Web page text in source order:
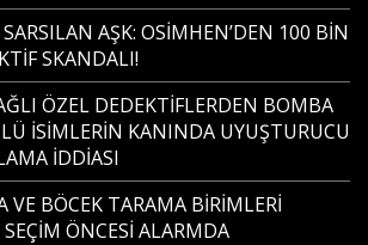
AŞK: OSİMHEN’DEN 100 BİN
SKANDALI!
ÖZEL DEDEKTİFLERDEN BOMBA
İSİMLERİN KANINDA UYUŞTURUCU
İDDİASI
VE BÖCEK TARAMA BİRİMLERİ
SEÇİM ÖNCESİ ALARMDA